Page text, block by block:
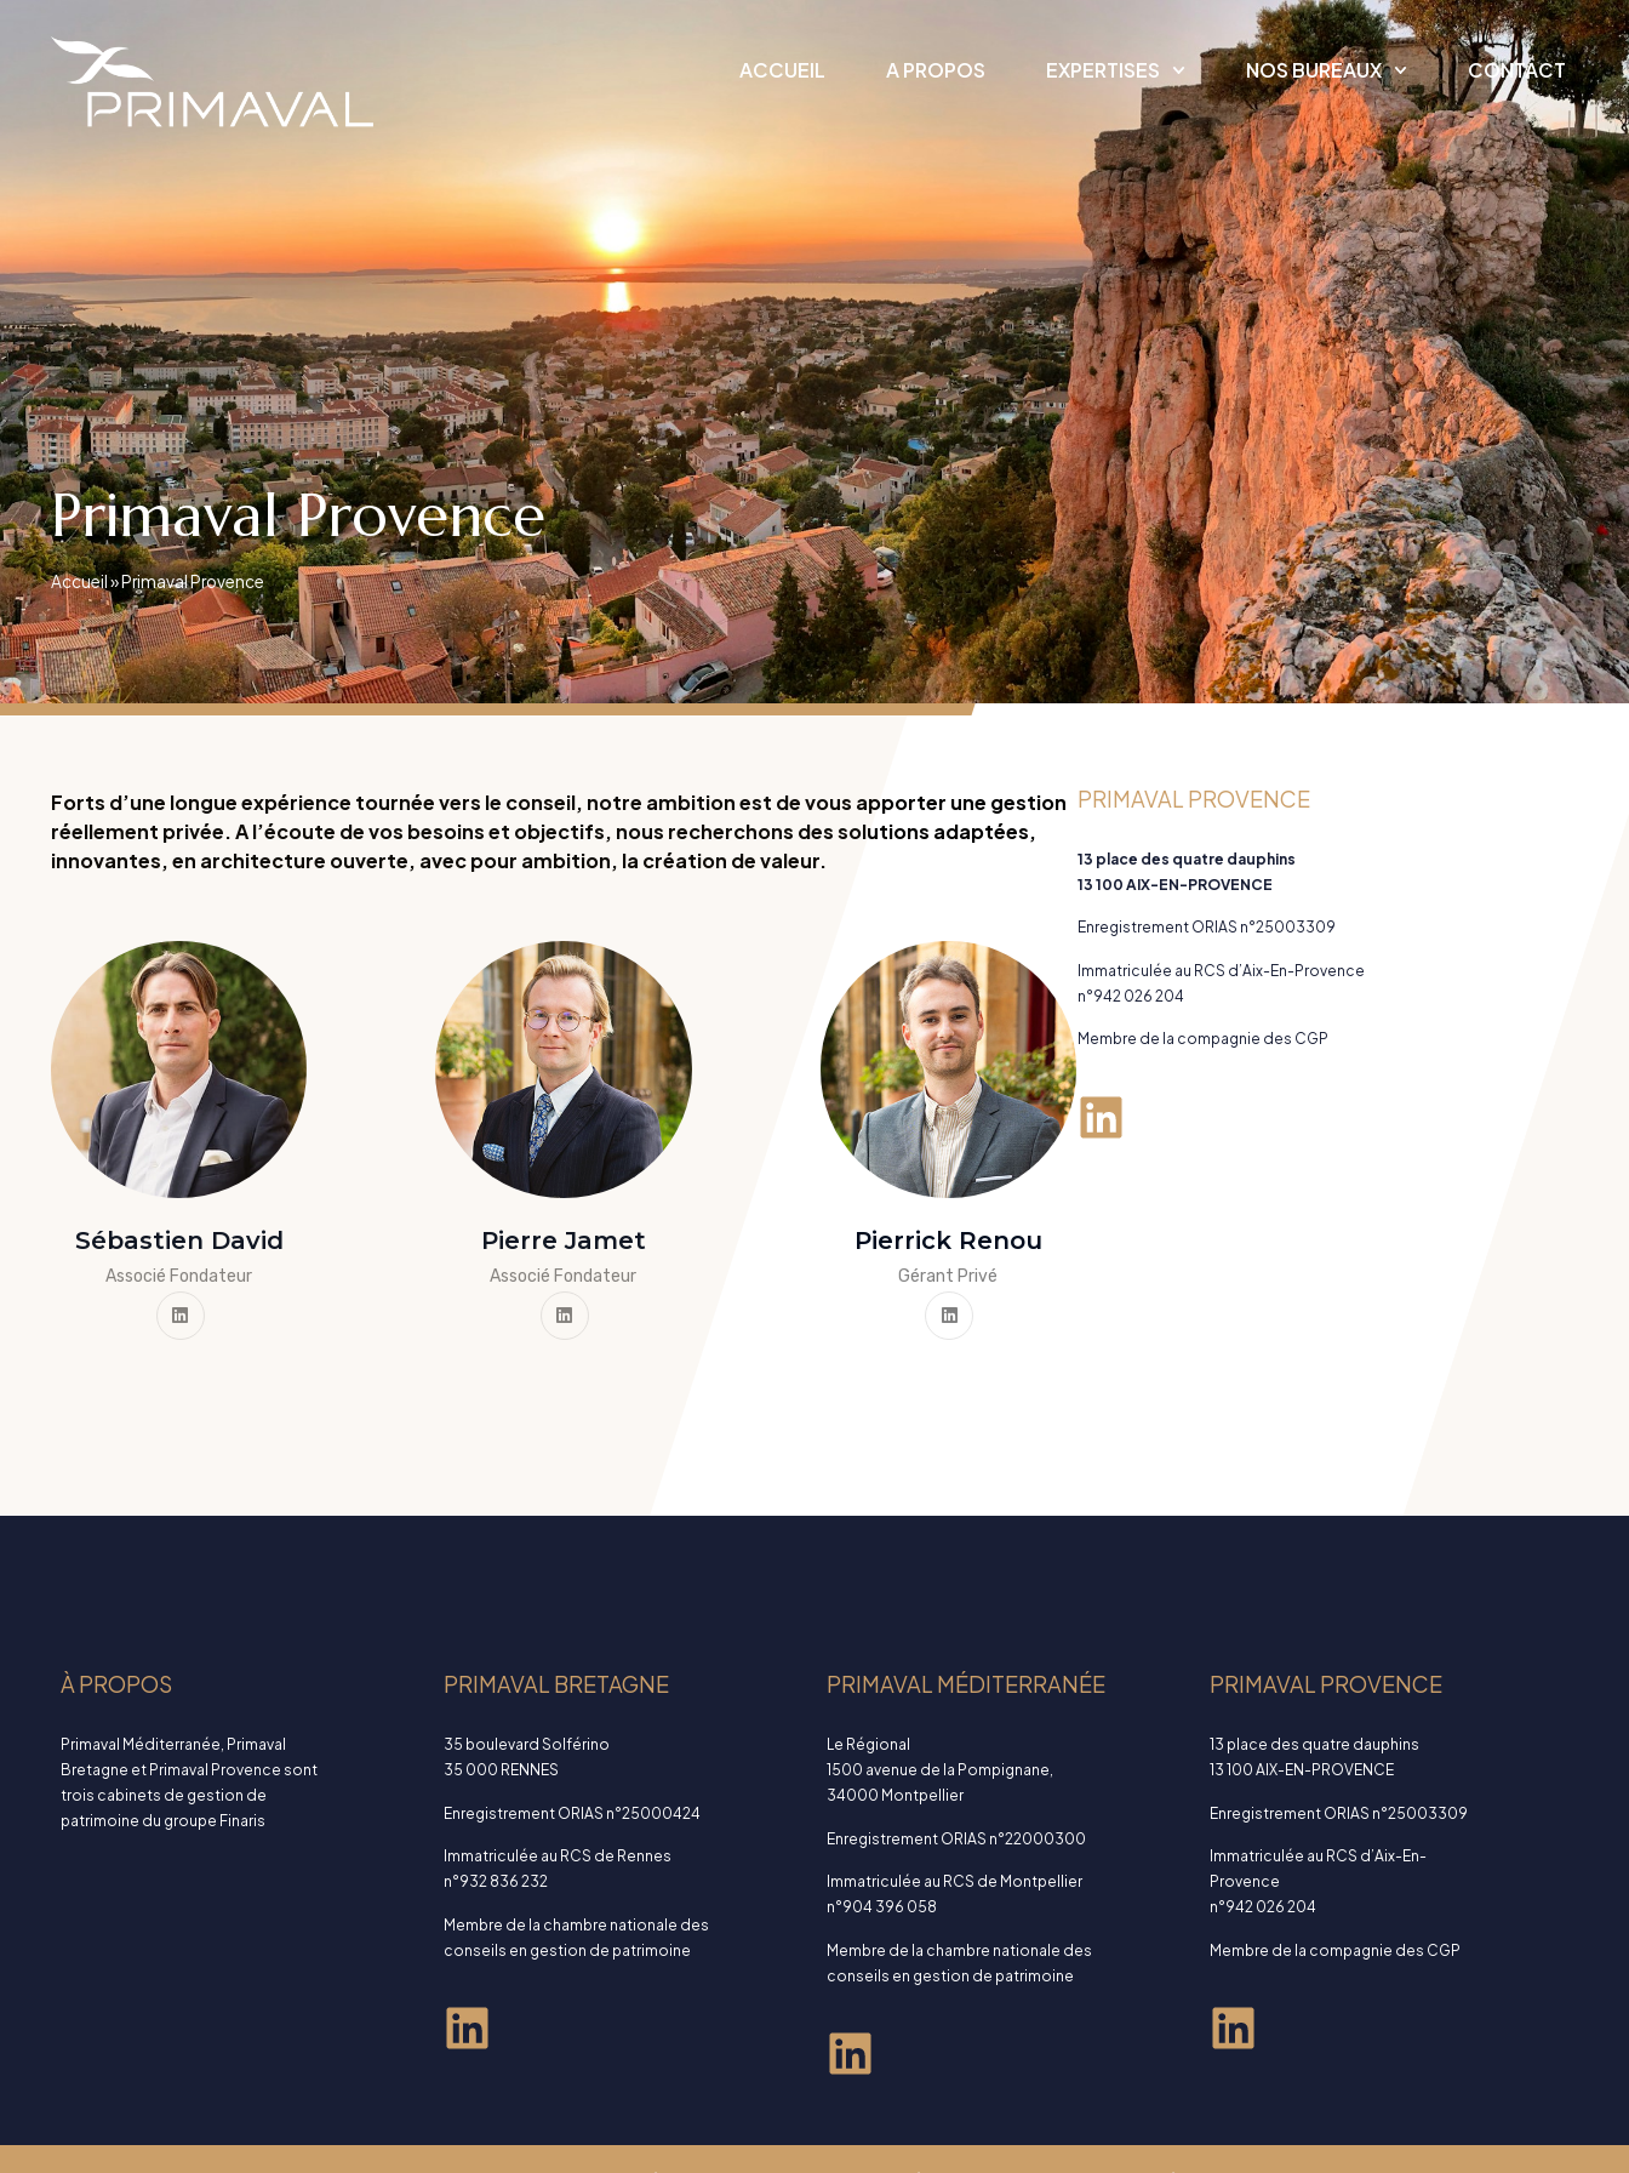
ACCUEIL A PROPOS EXPERTISES NOS BUREAUX CONTACT
Primaval Provence
Accueil»Primaval Provence
Forts d’une longue expérience tournée vers le conseil, notre ambition est de vous apporter une gestion
réellement privée. A l’écoute de vos besoins et objectifs, nous recherchons des solutions adaptées,
innovantes, en architecture ouverte, avec pour ambition, la création de valeur.
Sébastien David
Associé Fondateur
Pierre Jamet
Associé Fondateur
Pierrick Renou
Gérant Privé
PRIMAVAL PROVENCE
13 place des quatre dauphins
13 100 AIX-EN-PROVENCE
Enregistrement ORIAS n°25003309
Immatriculée au RCS d’Aix-En-Provence
n°942 026 204
Membre de la compagnie des CGP
À PROPOS
Primaval Méditerranée, Primaval
Bretagne et Primaval Provence sont
trois cabinets de gestion de
patrimoine du groupe Finaris
PRIMAVAL BRETAGNE
35 boulevard Solférino
35 000 RENNES
Enregistrement ORIAS n°25000424
Immatriculée au RCS de Rennes
n°932 836 232
Membre de la chambre nationale des
conseils en gestion de patrimoine
PRIMAVAL MÉDITERRANÉE
Le Régional
1500 avenue de la Pompignane,
34000 Montpellier
Enregistrement ORIAS n°22000300
Immatriculée au RCS de Montpellier
n°904 396 058
Membre de la chambre nationale des
conseils en gestion de patrimoine
PRIMAVAL PROVENCE
13 place des quatre dauphins
13 100 AIX-EN-PROVENCE
Enregistrement ORIAS n°25003309
Immatriculée au RCS d’Aix-En-
Provence
n°942 026 204
Membre de la compagnie des CGP